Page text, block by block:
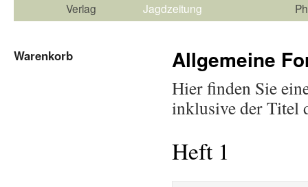
Verlag
Jagdzeitung
Allgemeine
Hier finden Sie
inklusive der Titel
Heft 1
Warenkorb